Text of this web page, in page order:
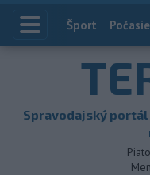
Index
Šport Počasie
Spravodajský